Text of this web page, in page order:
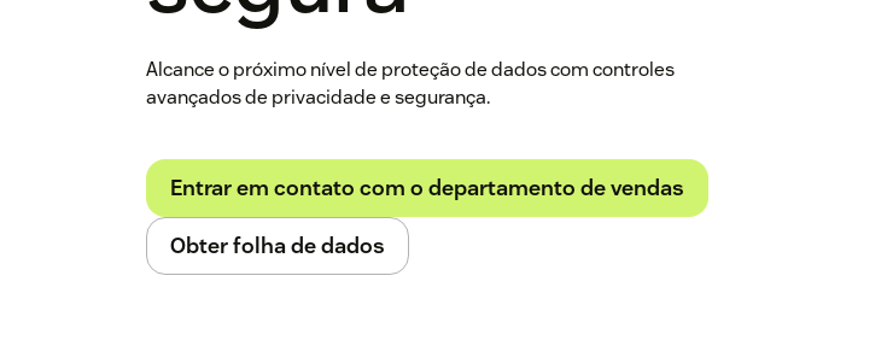
Alcance o próximo nível de proteção de dados com controles
avançados de privacidade e segurança.
Entrar em contato com o departamento de vendas
Obter folha de dados